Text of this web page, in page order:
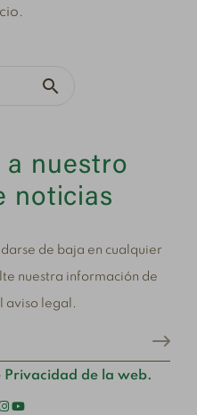

a nuestro
noticias
darse de baja en cualquier
nuestra información de
aviso legal.
de la web.